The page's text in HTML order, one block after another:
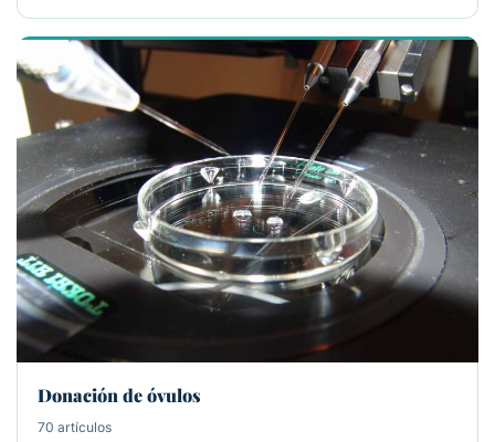
Donación de óvulos
70 artículos